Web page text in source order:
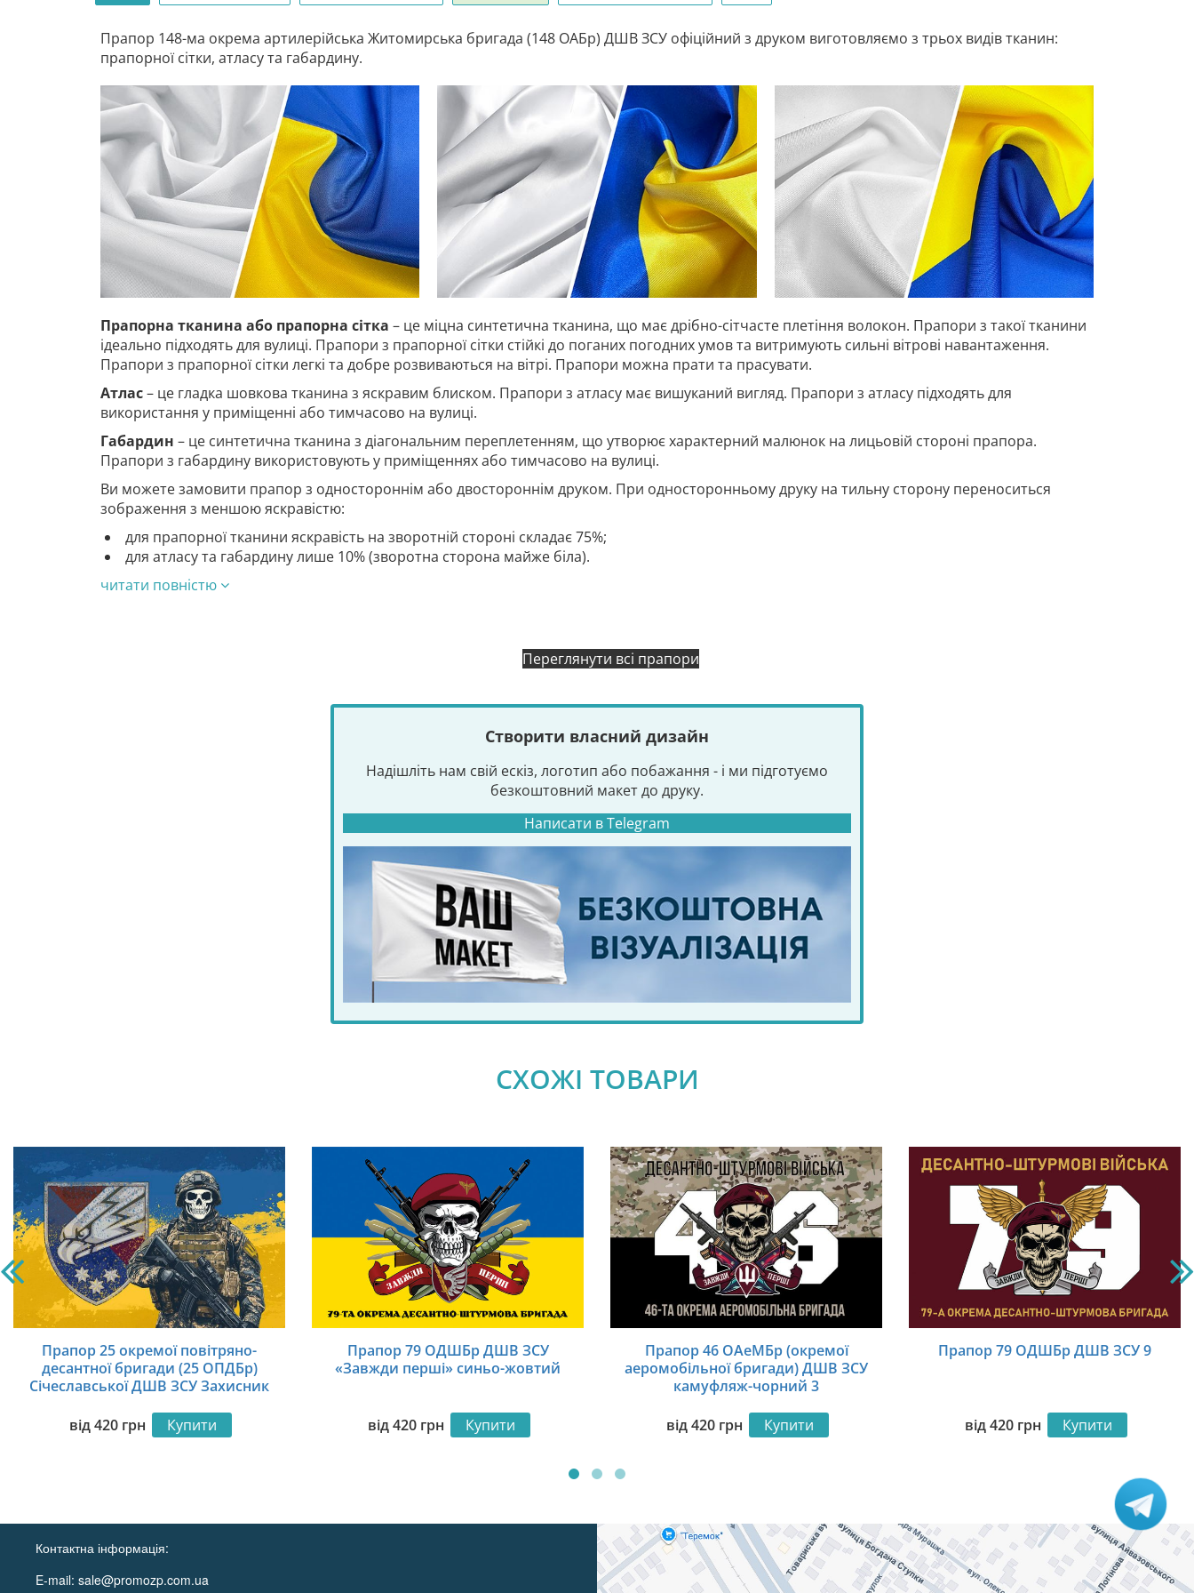
Прапор 148-ма окрема артилерійська Житомирська бригада (148 ОАБр) ДШВ ЗСУ офіційний з друком виготовляємо з трьох видів тканин:
прапорної сітки, атласу та габардину.
Прапорна тканина або прапорна сітка – це міцна синтетична тканина, що має дрібно-сітчасте плетіння волокон. Прапори з такої тканини
ідеально підходять для вулиці. Прапори з прапорної сітки стійкі до поганих погодних умов та витримують сильні вітрові навантаження.
Прапори з прапорної сітки легкі та добре розвиваються на вітрі. Прапори можна прати та прасувати.
Атлас– це гладка шовкова тканина з яскравим блиском. Прапори з атласу має вишуканий вигляд. Прапори з атласу підходять для
використання у приміщенні або тимчасово на вулиці.
Габардин – це синтетична тканина з діагональним переплетенням, що утворює характерний малюнок на лицьовій стороні прапора.
Прапори з габардину використовують у приміщеннях або тимчасово на вулиці.
Ви можете замовити прапор з одностороннім або двостороннім друком. При односторонньому друку на тильну сторону переноситься
зображення з меншою яскравістю:
для прапорної тканини яскравість на зворотній стороні складає 75%;
для атласу та габардину лише 10% (зворотна сторона майже біла).
читати повністю
Переглянути всі прапори
Створити власний дизайн
Надішліть нам свій ескіз, логотип або побажання - і ми підготуємо
безкоштовний макет до друку.
Написати в Telegram
СХОЖІ ТОВАРИ
Прапор 25 окремої повітряно-
десантної бригади (25 ОПДБр)
Січеславської ДШВ ЗСУ Захисник
від420 грн Купити
Прапор 79 ОДШБр ДШВ ЗСУ
«Завжди перші» синьо-жовтий
від420 грн Купити
Прапор 46 ОАеМБр (окремої
аеромобільної бригади) ДШВ ЗСУ
камуфляж-чорний 3
від420 грн Купити
Прапор 79 ОДШБр ДШВ ЗСУ 9
від420 грн Купити
Контактна інформація:
E-mail:sale@promozp.com.ua